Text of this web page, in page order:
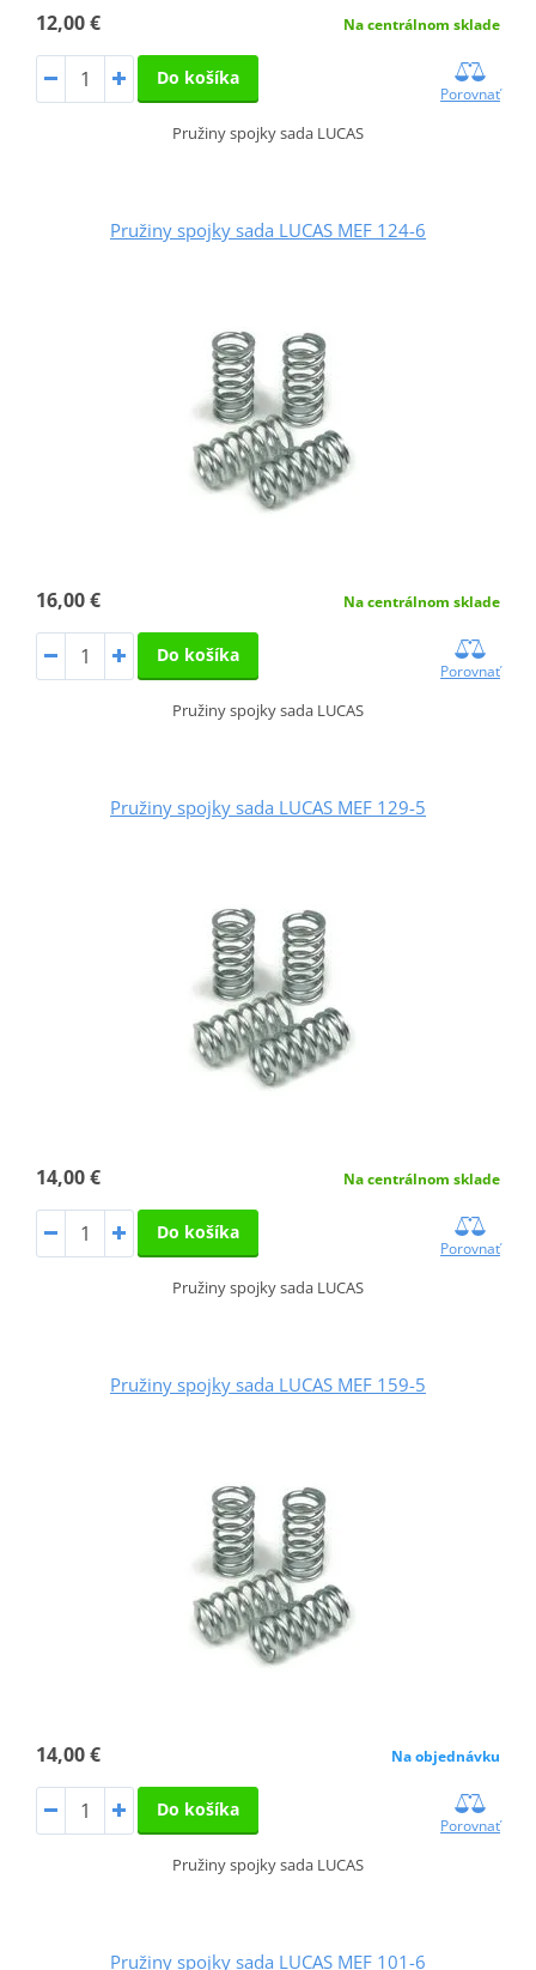
12,00 € Na centrálnom sklade
Do košíka
Porovnať
Pružiny spojky sada LUCAS
Pružiny spojky sada LUCAS MEF 124-6
16,00 € Na centrálnom sklade
Do košíka
Porovnať
Pružiny spojky sada LUCAS
Pružiny spojky sada LUCAS MEF 129-5
14,00 € Na centrálnom sklade
Do košíka
Porovnať
Pružiny spojky sada LUCAS
Pružiny spojky sada LUCAS MEF 159-5
14,00 € Na objednávku
Do košíka
Porovnať
Pružiny spojky sada LUCAS
Pružiny spojky sada LUCAS MEF 101-6